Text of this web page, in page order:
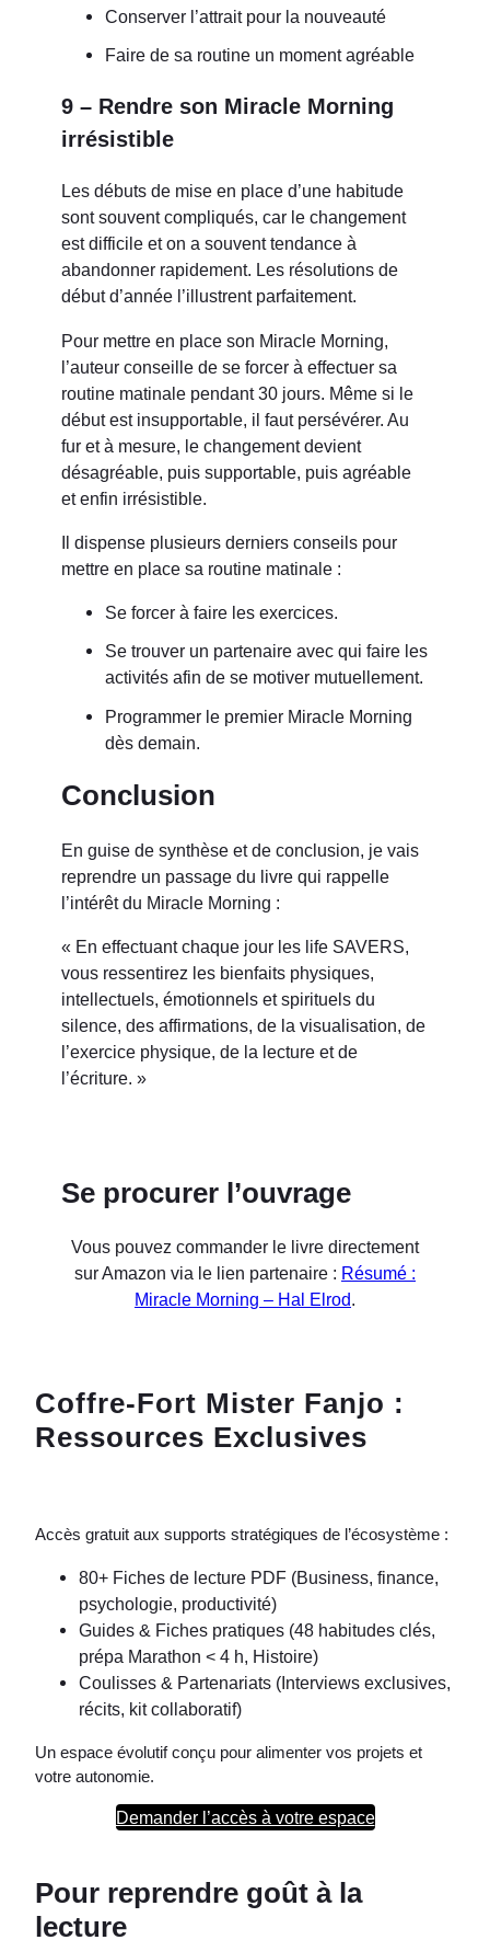
Conserver l’attrait pour la nouveauté
Faire de sa routine un moment agréable
9 – Rendre son Miracle Morning
irrésistible
Les débuts de mise en place d’une habitude
sont souvent compliqués, car le changement
est difficile et on a souvent tendance à
abandonner rapidement. Les résolutions de
début d’année l’illustrent parfaitement.
Pour mettre en place son Miracle Morning,
l’auteur conseille de se forcer à effectuer sa
routine matinale pendant 30 jours. Même si le
début est insupportable, il faut persévérer. Au
fur et à mesure, le changement devient
désagréable, puis supportable, puis agréable
et enfin irrésistible.
Il dispense plusieurs derniers conseils pour
mettre en place sa routine matinale :
Se forcer à faire les exercices.
Se trouver un partenaire avec qui faire les
activités afin de se motiver mutuellement.
Programmer le premier Miracle Morning
dès demain.
Conclusion
En guise de synthèse et de conclusion, je vais
reprendre un passage du livre qui rappelle
l’intérêt du Miracle Morning :
« En effectuant chaque jour les life SAVERS,
vous ressentirez les bienfaits physiques,
intellectuels, émotionnels et spirituels du
silence, des affirmations, de la visualisation, de
l’exercice physique, de la lecture et de
l’écriture. »
Se procurer l’ouvrage
Vous pouvez commander le livre directement
sur Amazon via le lien partenaire : Résumé :
Miracle Morning – Hal Elrod.
Coffre-Fort Mister Fanjo :
Ressources Exclusives
Accès gratuit aux supports stratégiques de l’écosystème :
80+ Fiches de lecture PDF (Business, finance,
psychologie, productivité)
Guides & Fiches pratiques (48 habitudes clés,
prépa Marathon < 4 h, Histoire)
Coulisses & Partenariats (Interviews exclusives,
récits, kit collaboratif)
Un espace évolutif conçu pour alimenter vos projets et
votre autonomie.
Demander l’accès à votre espace
Pour reprendre goût à la
lecture